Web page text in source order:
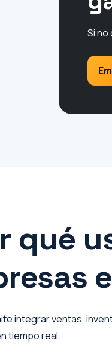
Si
qué
integrar ventas,
tiempo real.